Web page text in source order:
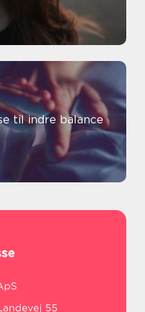
til indre balance